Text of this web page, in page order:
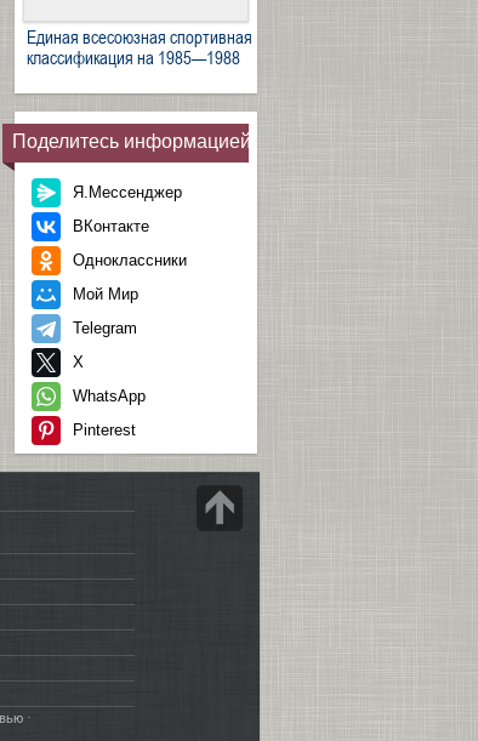
Единая всесоюзная спортивная
классификация на 1985—1988
Поделитесь информацией
Я.Мессенджер
ВКонтакте
Одноклассники
Мой Мир
Telegram
X
WhatsApp
Pinterest
·